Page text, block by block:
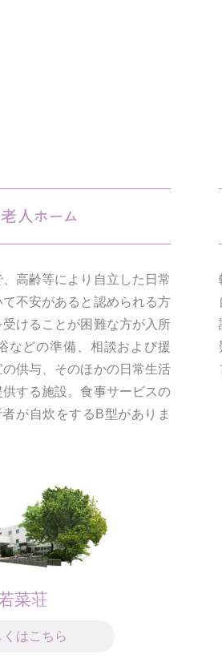
高齢等により自立した日常
不安があると認められる方
けることが困難な方が入所
などの準備、相談および援
供与、そのほかの日常生活
供する施設。食事サービスの
が自炊をするB型がありま
菜荘
くはこちら